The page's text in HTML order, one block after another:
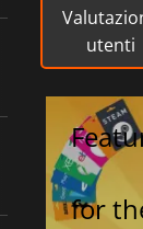
utenti
for